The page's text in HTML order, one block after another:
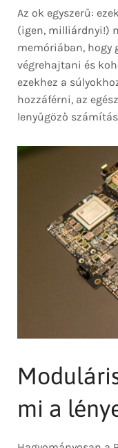
Az ok egyszerű:
(igen, milliárdnyi!)
memóriában, hogy
végrehajtani és
ezekhez a
hozzáférni, az
lenyűgöző
mi a